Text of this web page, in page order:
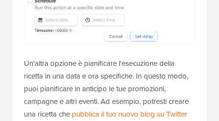
Un'altra opzione è pianificare l'esecuzione della
ricetta in una data e ora specifiche. In questo modo,
puoi pianificare in anticipo le tue promozioni,
campagne e altri eventi. Ad esempio, potresti creare
una ricetta che pubblica il tuo nuovo blog su Twitter